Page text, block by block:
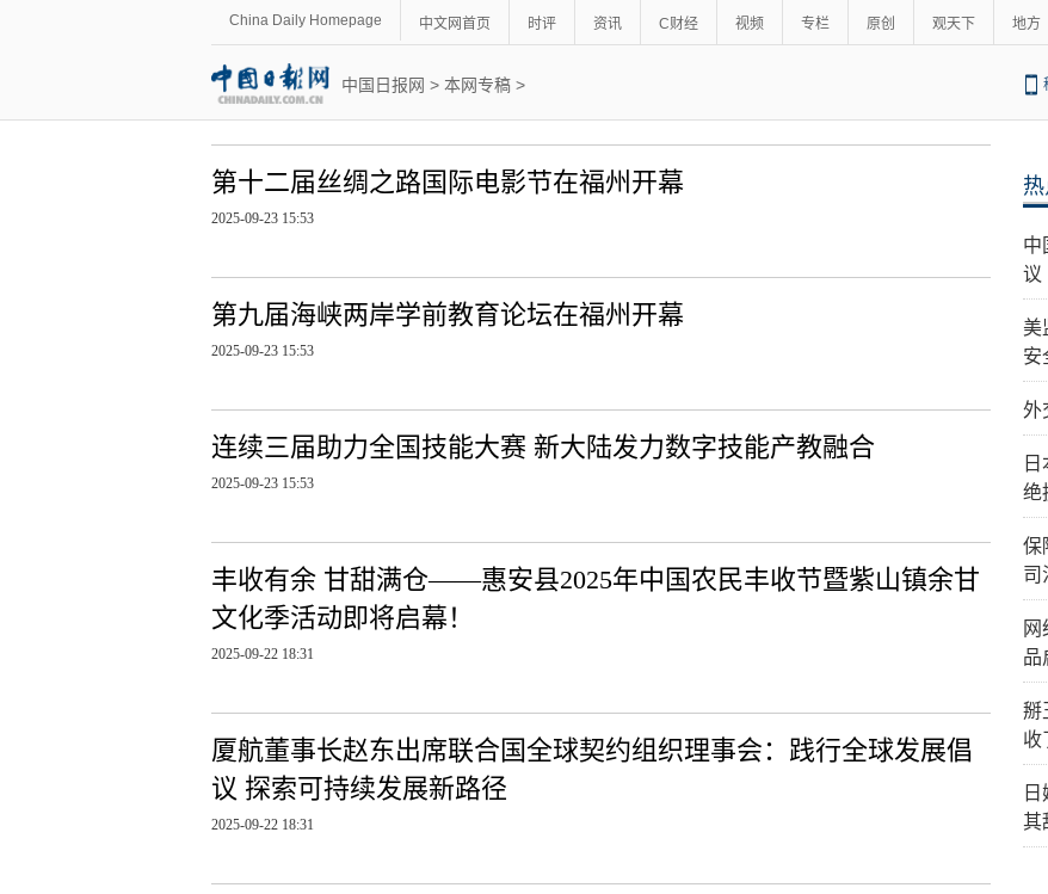
China Daily Homepage 中文网首页 时评 资讯 C财经 视频 专栏 原创 观天下 地方
中国日报网 > 本网专稿>
第十二届丝绸之路国际电影节在福州开幕
2025-09-23 15:53
第九届海峡两岸学前教育论坛在福州开幕
2025-09-23 15:53
连续三届助力全国技能大赛 新大陆发力数字技能产教融合
2025-09-23 15:53
丰收有余 甘甜满仓——惠安县2025年中国农民丰收节暨紫山镇余甘
文化季活动即将启幕！
2025-09-22 18:31
厦航董事长赵东出席联合国全球契约组织理事会：践行全球发展倡
议 探索可持续发展新路径
2025-09-22 18:31
中
议
美
安
外
绝
保
司
品
掰
收
其